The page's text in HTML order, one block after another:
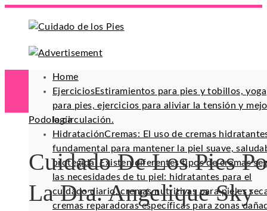
Home
EjerciciosEstiramientos para pies y tobillos, yoga
para pies, ejercicios para aliviar la tensión y
la circulación.
HidrataciónCremas: El uso de cremas
fundamental para mantener la piel suave,
protegida. Existen diferentes tipos de cremas
las necesidades de tu piel: hidratantes para el
cuidado diario, cremas nutritivas para pieles
cremas reparadoras específicas para zonas
Podología
Cuidado De Los Pies
La Dra. Angelique Sky